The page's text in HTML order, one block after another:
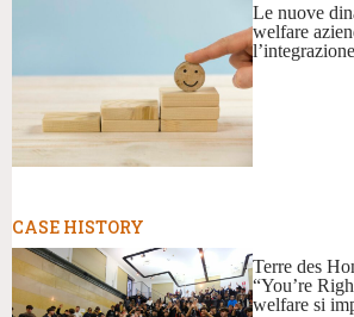
Le nuove
welfare
CASE HISTORY
Terre des
“You’re
welfare si